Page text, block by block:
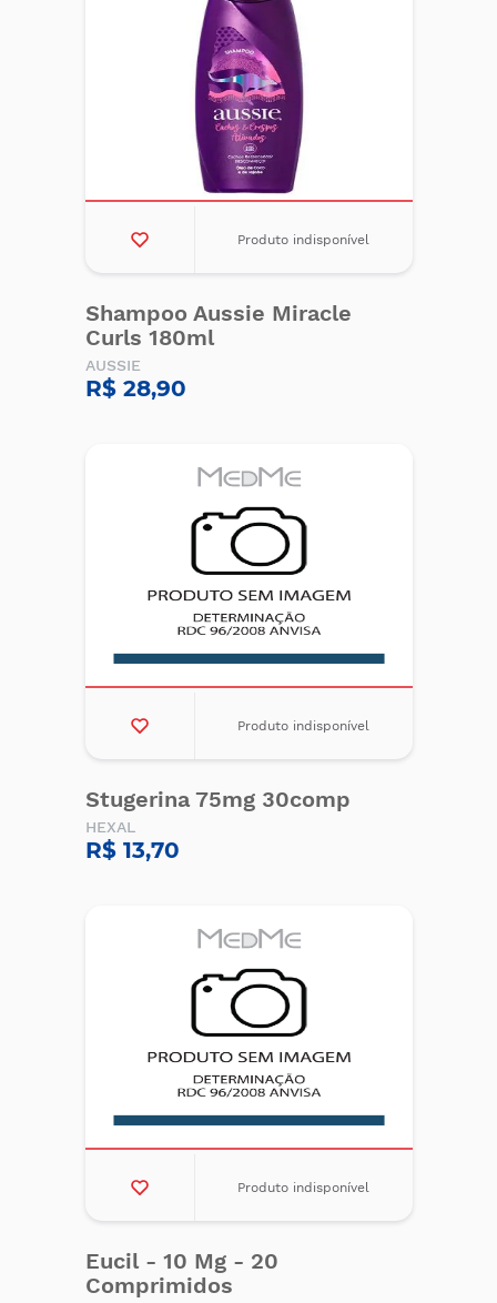
Produto indisponível
Shampoo Aussie Miracle
Curls 180ml
AUSSIE
R$ 28,90
Produto indisponível
Stugerina 75mg 30comp
HEXAL
R$ 13,70
Produto indisponível
Eucil - 10 Mg - 20
Comprimidos